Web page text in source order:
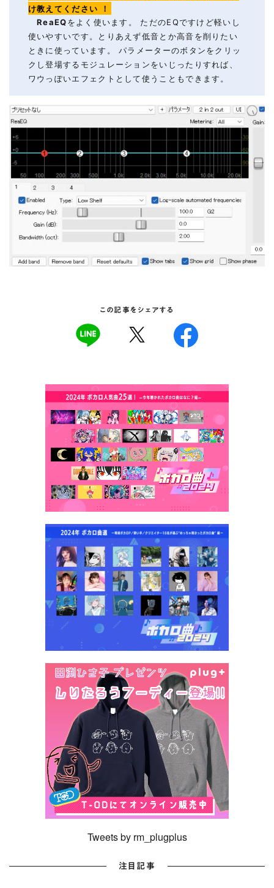
け教えてください
！
ReaEQをよく使います。 ただのEQですけど軽いし
使いやすいです。とりあえず低音とか高音を削りたい
ときに使っています。 パラメーターのボタンをクリッ
クし登場するモジュレーションをいじったりすれば、
ワウっぽいエフェクトとして使うこともできます。
この記事をシェアする
Tweets by rm_plugplus
注目記事